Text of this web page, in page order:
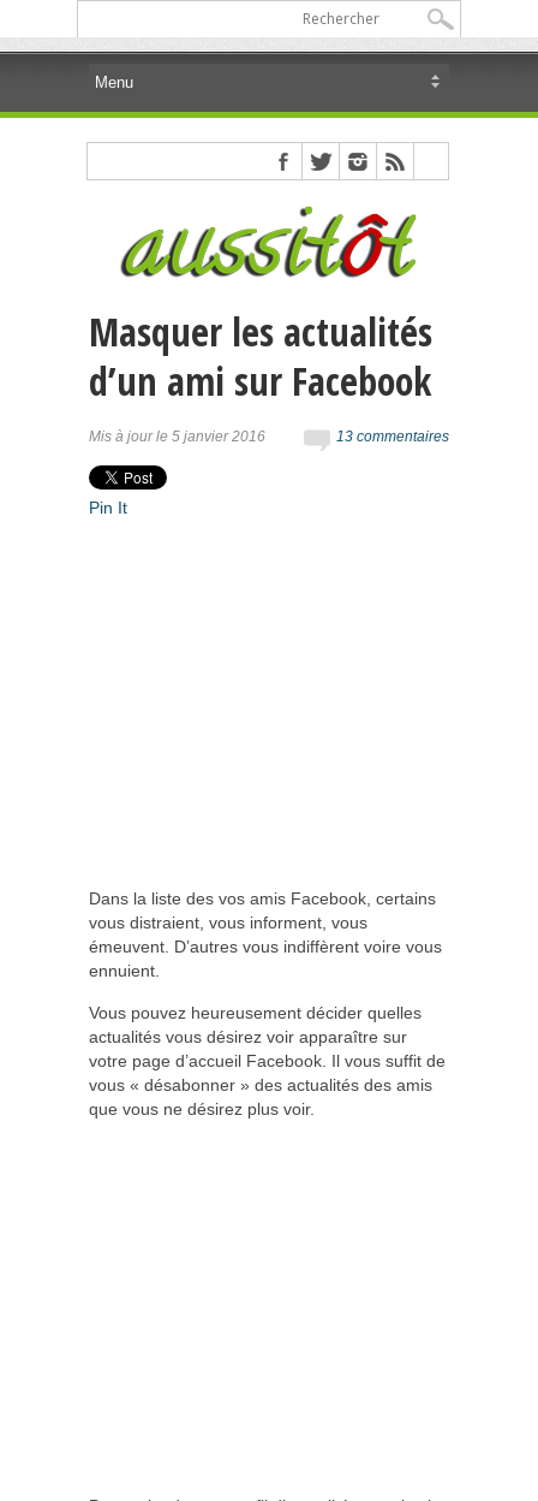
Masquer les actualités
d’un ami sur Facebook
13 commentaires
Mis à jour le 5 janvier 2016
Pin It
Dans la liste des vos amis Facebook, certains
vous distraient, vous informent, vous
émeuvent. D’autres vous indiffèrent voire vous
ennuient.
Vous pouvez heureusement décider quelles
actualités vous désirez voir apparaître sur
votre page d’accueil Facebook. Il vous suffit de
vous « désabonner » des actualités des amis
que vous ne désirez plus voir.